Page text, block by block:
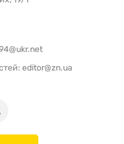
editor@zn.ua